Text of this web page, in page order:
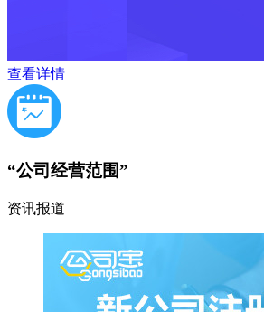
查看详情
“公司经营范围”
资讯报道